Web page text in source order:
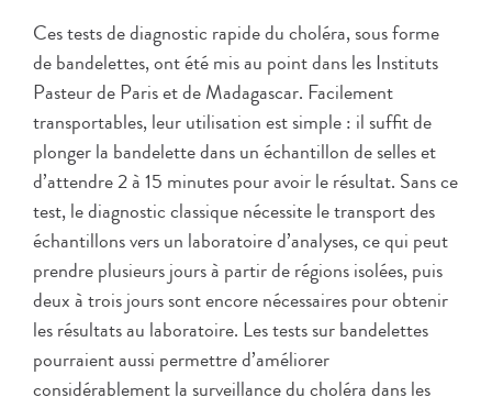
Ces tests de diagnostic rapide du choléra, sous forme
de bandelettes, ont été mis au point dans les Instituts
Pasteur de Paris et de Madagascar. Facilement
transportables, leur utilisation est simple : il suffit de
plonger la bandelette dans un échantillon de selles et
d’attendre 2 à 15 minutes pour avoir le résultat. Sans ce
test, le diagnostic classique nécessite le transport des
échantillons vers un laboratoire d’analyses, ce qui peut
prendre plusieurs jours à partir de régions isolées, puis
deux à trois jours sont encore nécessaires pour obtenir
les résultats au laboratoire. Les tests sur bandelettes
pourraient aussi permettre d’améliorer
considérablement la surveillance du choléra dans les